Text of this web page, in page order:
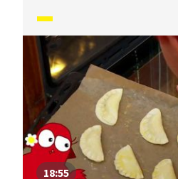
cukr? Co pro nás vlastně cukr
prospěšný? A kde všude se
pojďte podívat, budete určitě
18:55